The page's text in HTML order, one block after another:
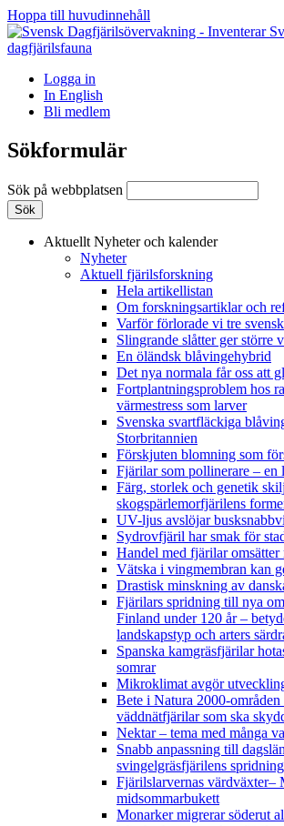
Hoppa till huvudinnehåll
Logga in
In English
Bli medlem
Sökformulär
Sök på webbplatsen
Aktuellt Nyheter och kalender
Nyheter
Aktuell fjärilsforskning
Hela artikellistan
Om forskningsartiklar och
Varför förlorade vi tre
Slingrande slåtter ger större
En öländsk blåvingehybrid
Det nya normala får oss att
Fortplantningsproblem hos
värmestress som larver
Svenska svartfläckiga
Storbritannien
Förskjuten blomning som
Fjärilar som pollinerare – en
Färg, storlek och genetik
skogspärlemorfjärilens
UV-ljus avslöjar
Sydrovfjäril har smak för
Handel med fjärilar
Vätska i vingmembran kan
Drastisk minskning av
Fjärilars spridning till nya
Finland under 120 år–
landskapstyp och arters
Spanska kamgräsfjärilar
somrar
Mikroklimat avgör
Bete i Natura 2000-områden
väddnätfjärilar som ska
Nektar – tema med många
Snabb anpassning till
svingelgräsfjärilens
Fjärilslarvernas värdväxter–
midsommarbukett
Monarker migrerar söderut